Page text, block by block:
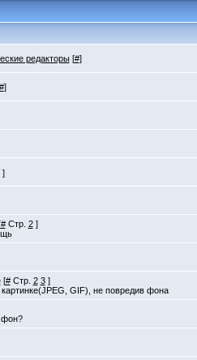
редакторы[#]
]
]
#Стр. 2]
[#Стр. 2 3]
GIF), не повредив фона
фон?